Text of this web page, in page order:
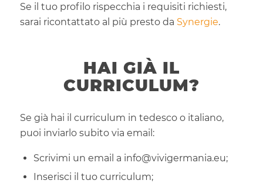
Se il tuo profilo rispecchia i requisiti richiesti,
sarai ricontattato al più presto da Synergie.
HAI GIÀ IL
CURRICULUM?
Se già hai il curriculum in tedesco o italiano,
puoi inviarlo subito via email:
Scrivimi un email a info@vivigermania.eu;
Inserisci il tuo curriculum;